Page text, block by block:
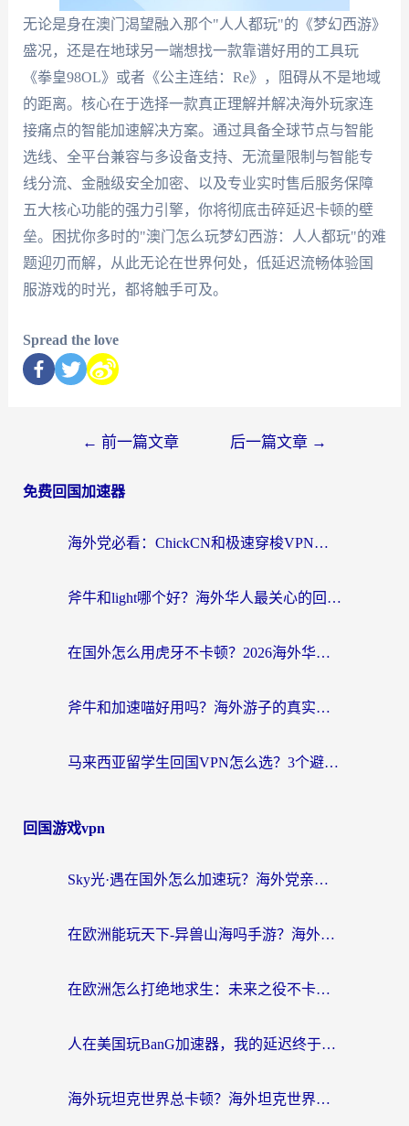
无论是身在澳门渴望融入那个"人人都玩"的《梦幻西游》
盛况，还是在地球另一端想找一款靠谱好用的工具玩
《拳皇98OL》或者《公主连结：Re》，阻碍从不是地域
的距离。核心在于选择一款真正理解并解决海外玩家连
接痛点的智能加速解决方案。通过具备全球节点与智能
选线、全平台兼容与多设备支持、无流量限制与智能专
线分流、金融级安全加密、以及专业实时售后服务保障
五大核心功能的强力引擎，你将彻底击碎延迟卡顿的壁
垒。困扰你多时的"澳门怎么玩梦幻西游：人人都玩"的难
题迎刃而解，从此无论在世界何处，低延迟流畅体验国
服游戏的时光，都将触手可及。
Spread the love
← 前一篇文章 后一篇文章 →
免费回国加速器
海外党必看：ChickCN和极速穿梭VPN好用吗？3招教你选对回国加速器无缝刷国内资源
斧牛和light哪个好？海外华人最关心的回国加速器选择难题，一篇讲透
在国外怎么用虎牙不卡顿？2026海外华人亲测有效的回国加速器选择指南
斧牛和加速喵好用吗？海外游子的真实选择困境
马来西亚留学生回国VPN怎么选？3个避坑点+1款实测好用的加速器推荐
回国游戏vpn
Sky光·遇在国外怎么加速玩？海外党亲测有效的国服游戏加速指南
在欧洲能玩天下-异兽山海吗手游？海外玩家的加速器生存指南
在欧洲怎么打绝地求生：未来之役不卡？留学生亲测的加速器避坑指南
人在美国玩BanG加速器，我的延迟终于绿了
海外玩坦克世界总卡顿？海外坦克世界加速器有哪些？实测好用的选择在这里